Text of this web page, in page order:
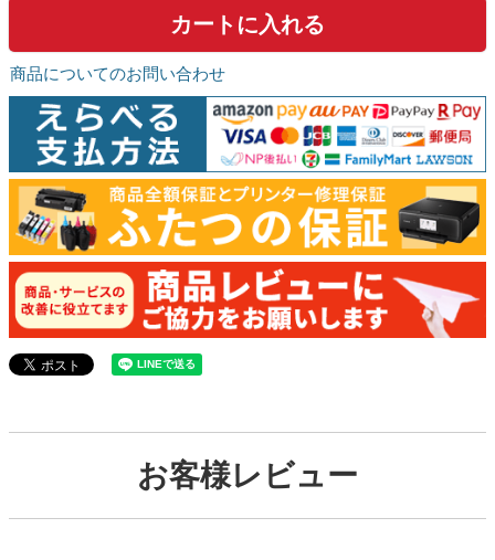
カートに入れる
商品についてのお問い合わせ
お客様レビュー